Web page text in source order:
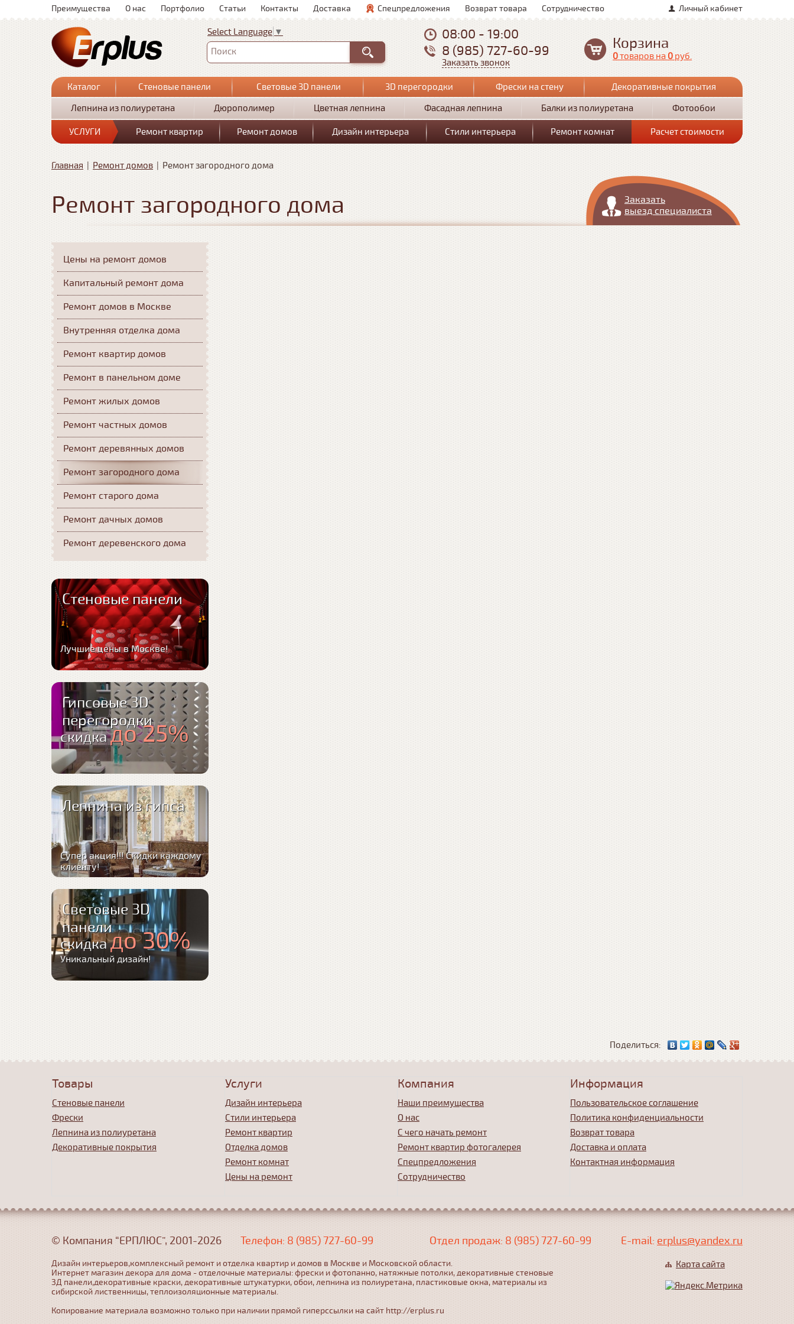
Личный кабинет
Преимущества О нас Портфолио Статьи Контакты Доставка Спецпредложения Возврат товара Сотрудничество
Select Language ▼
Поиск
08:00 - 19:00
8 (985) 727-60-99
Заказать звонок
Корзина
0товаров на 0 руб.
Каталог Стеновые панели Световые 3D панели 3D перегородки Фрески на стену
Декоративные покрытия
Лепнина из полиуретана
Дюрополимер Цветная лепнина Фасадная лепнина Балки из полиуретана Фотообои
УСЛУГИ Ремонт квартир Ремонт домов Дизайн интерьера Стили интерьера Ремонт комнат Расчет стоимости
Главная | Ремонт домов | Ремонт загородного дома
Заказать
выезд специалиста
Ремонт загородного дома
Цены на ремонт домов
Капитальный ремонт дома
Ремонт домов в Москве
Внутренняя отделка дома
Ремонт квартир домов
Ремонт в панельном доме
Ремонт жилых домов
Ремонт частных домов
Ремонт деревянных домов
Ремонт загородного дома
Ремонт старого дома
Ремонт дачных домов
Ремонт деревенского дома
Стеновые панели
Лучшие цены в Москве!
Гипсовые 3D
перегородки
скидкадо 25%
Лепнина из гипса
Супер акция!!! Скидки каждому
клиенту!
Световые 3D
панели
скидкадо 30%
Уникальный дизайн!
Поделиться:
Товары
Стеновые панели
Фрески
Лепнина из полиуретана
Декоративные покрытия
Услуги
Дизайн интерьера
Стили интерьера
Ремонт квартир
Отделка домов
Ремонт комнат
Цены на ремонт
Компания
Наши преимущества
О нас
С чего начать ремонт
Ремонт квартир фотогалерея
Спецпредложения
Сотрудничество
Информация
Пользовательское соглашение
Политика конфиденциальности
Возврат товара
Доставка и оплата
Контактная информация
© Компания “ЕРПЛЮС”, 2001-2026 Телефон: 8 (985) 727-60-99 Отдел продаж: 8 (985) 727-60-99 Е-mail: erplus@yandex.ru
Карта сайта
Дизайн интерьеров,комплексный ремонт и отделка квартир и домов в Москве и Московской области.
Интернет магазин декора для дома - отделочные материалы: фрески и фотопанно, натяжные потолки, декоративные стеновые
3Д панели,декоративные краски, декоративные штукатурки, обои, лепнина из полиуретана, пластиковые окна, материалы из
сибирской лиственницы, теплоизоляционные материалы.
Копирование материала возможно только при наличии прямой гиперссылки на сайт http://erplus.ru